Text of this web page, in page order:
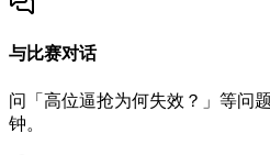
与比赛对话
问「高位逼抢为何失效？」等问
钟。